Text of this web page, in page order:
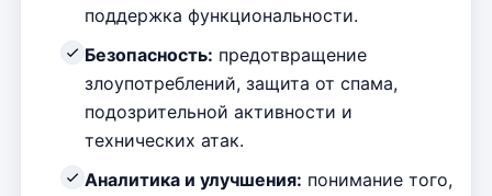
поддержка функциональности.
Безопасность: предотвращение
злоупотреблений, защита от спама,
подозрительной активности и
технических атак.
Аналитика и улучшения: понимание того,